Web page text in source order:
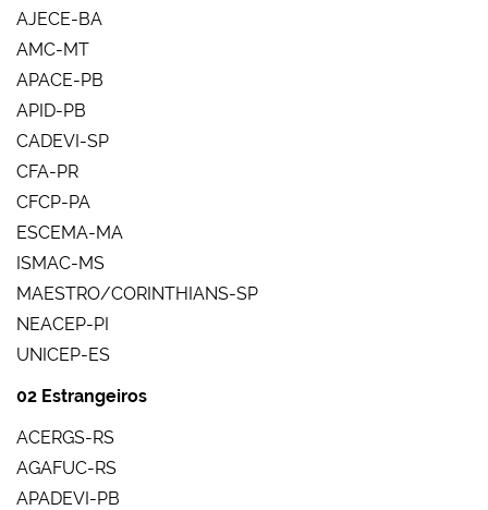
AJECE-BA
AMC-MT
APACE-PB
APID-PB
CADEVI-SP
CFA-PR
CFCP-PA
ESCEMA-MA
ISMAC-MS
MAESTRO/CORINTHIANS-SP
NEACEP-PI
UNICEP-ES
02 Estrangeiros
ACERGS-RS
AGAFUC-RS
APADEVI-PB